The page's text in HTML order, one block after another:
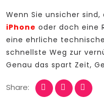
Wenn Sie unsicher sind,
iPhone oder doch eine
eine ehrliche
schnellste Weg zur
Genau das spart Zeit,
Share: